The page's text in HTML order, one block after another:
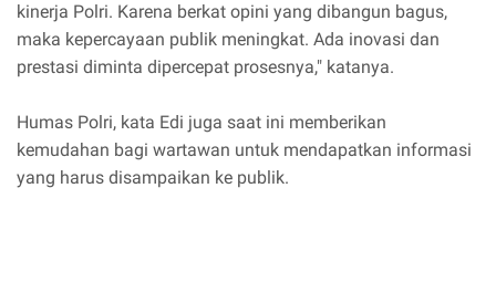
kinerja Polri. Karena berkat opini yang dibangun bagus,
maka kepercayaan publik meningkat. Ada inovasi dan
prestasi diminta dipercepat prosesnya," katanya.
Humas Polri, kata Edi juga saat ini memberikan
kemudahan bagi wartawan untuk mendapatkan informasi
yang harus disampaikan ke publik.